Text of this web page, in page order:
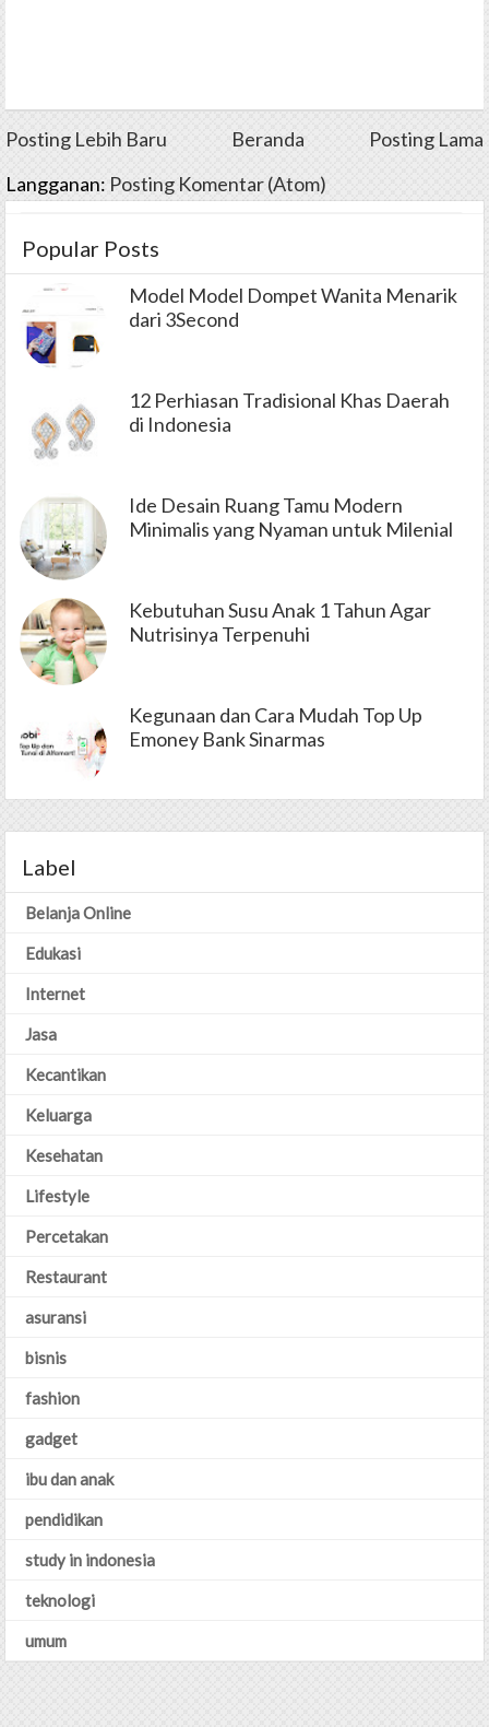
Posting Lebih Baru Beranda
Posting Lama
Langganan: Posting Komentar (Atom)
Popular Posts
Model Model Dompet Wanita Menarik
dari 3Second
12 Perhiasan Tradisional Khas Daerah
di Indonesia
Ide Desain Ruang Tamu Modern
Minimalis yang Nyaman untuk Milenial
Kebutuhan Susu Anak 1 Tahun Agar
Nutrisinya Terpenuhi
Kegunaan dan Cara Mudah Top Up
Emoney Bank Sinarmas
Label
Belanja Online
Edukasi
Internet
Jasa
Kecantikan
Keluarga
Kesehatan
Lifestyle
Percetakan
Restaurant
asuransi
bisnis
fashion
gadget
ibu dan anak
pendidikan
study in indonesia
teknologi
umum